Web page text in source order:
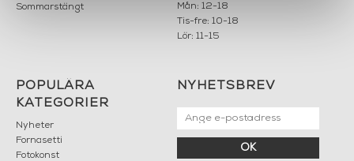
Sommarstängt
Mån: 12-18
Tis-fre: 10-18
Lör: 11-15
POPULÄRA
KATEGORIER
Nyheter
Fornasetti
Fotokonst
NYHETSBREV
OK